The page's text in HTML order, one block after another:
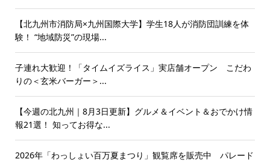
【北九州市消防局×九州国際大学】学生18人が消防団訓練を体
験！ “地域防災”の現場...
子連れ大歓迎！「タイムイズライス」実店舗オープン こだわ
りの＜玄米バーガー＞...
【今週の北九州｜8月3日更新】グルメ＆イベント＆おでかけ情
報21選！ 知ってお得な...
2026年「わっしょい百万夏まつり」観覧席を販売中 パレード